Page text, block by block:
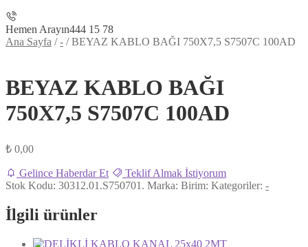
Hemen Arayın444 15 78
Ana Sayfa /- /BEYAZ KABLO BAĞI 750X7,5 S7507C 100AD
BEYAZ KABLO BAĞI
750X7,5 S7507C 100AD
₺ 0,00
Gelince Haberdar Et
Teklif Almak İstiyorum
Stok Kodu: 30312.01.S750701. Marka: Birim: Kategoriler: -
İlgili ürünler